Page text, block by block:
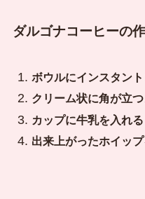
ダルゴナコーヒーの
ボウルにインスタン
クリーム状に角が立
カップに牛乳を入れる
出来上がったホイッ